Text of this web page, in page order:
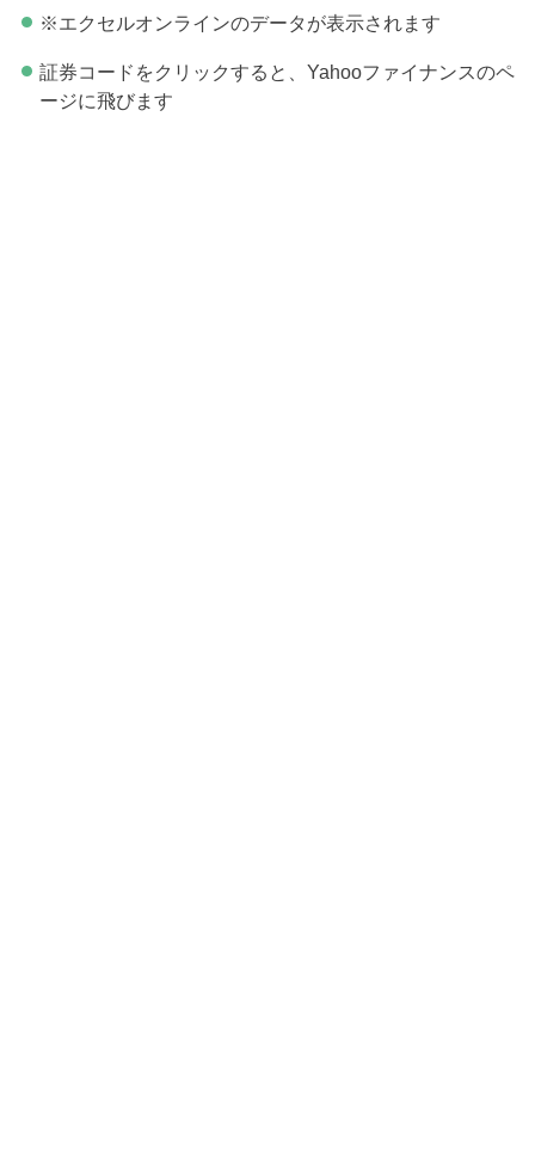
※エクセルオンラインのデータが表示されます
証券コードをクリックすると、Yahooファイナンスのペ
ージに飛びます